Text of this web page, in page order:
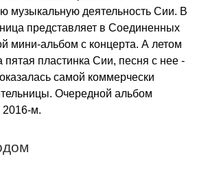
музыкальную деятельность Сии. В
представляет в Соединенных
мини-альбом с концерта. А летом
пятая пластинка Сии, песня с нее -
самой коммерчески
Очередной альбом
2016-м.